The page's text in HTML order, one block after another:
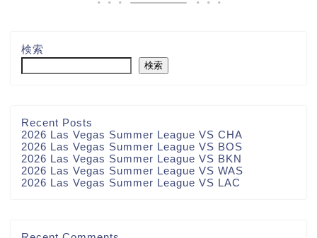
検索
検索
Recent Posts
2026 Las Vegas Summer League VS CHA
2026 Las Vegas Summer League VS BOS
2026 Las Vegas Summer League VS BKN
2026 Las Vegas Summer League VS WAS
2026 Las Vegas Summer League VS LAC